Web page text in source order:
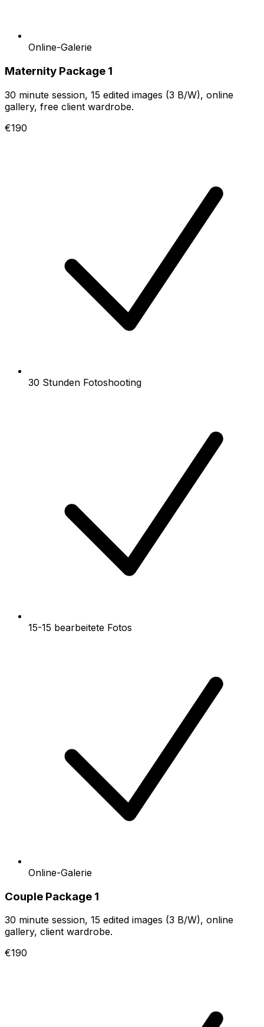
Online-Galerie
Maternity Package 1
30 minute session, 15 edited images (3 B/W), online
gallery, free client wardrobe.
€190
30 Stunden Fotoshooting
15-15 bearbeitete Fotos
Online-Galerie
Couple Package 1
30 minute session, 15 edited images (3 B/W), online
gallery, client wardrobe.
€190